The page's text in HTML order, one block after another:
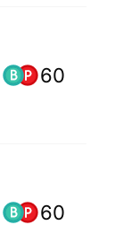
60
60